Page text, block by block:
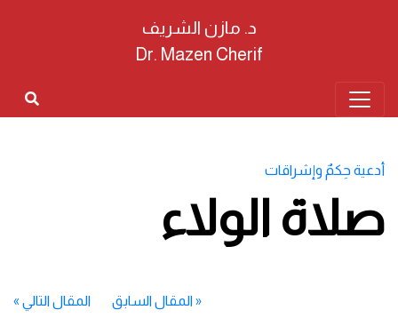
د. مازن الشريف
Dr. Mazen Cherif
أدعية حِكمٌ وإشراقات
صلاة الولاء
«المقال السابق المقال التالي »